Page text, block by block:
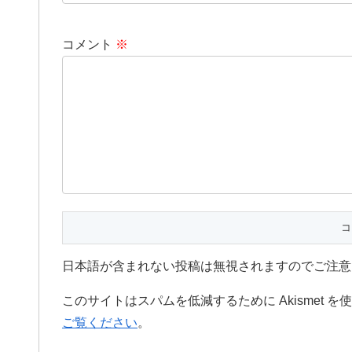
コメント ※
日本語が含まれない投稿は無視されますのでご注
このサイトはスパムを低減するために Akismet を使
ご覧ください。